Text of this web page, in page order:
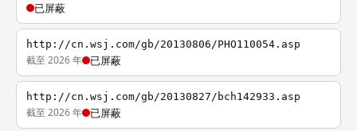
已屏蔽
http://cn.wsj.com/gb/20130806/PHO110054.asp
截至 2026 年 已屏蔽
http://cn.wsj.com/gb/20130827/bch142933.asp
截至 2026 年 已屏蔽